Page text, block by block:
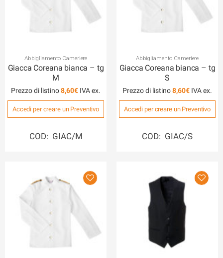
Abbigliamento Cameriere
Giacca Coreana bianca – tg
M
Prezzo di listino8,60€
Accedi per creare un Preventivo
COD: GIAC/M
Abbigliamento Cameriere
Giacca Coreana bianca – tg
S
Prezzo di listino8,60€
Accedi per creare un Preventivo
COD: GIAC/S